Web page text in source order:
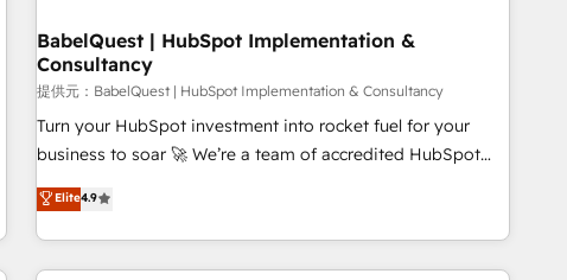
led companies across technology, professional services,
financial services and industrial sectors. Offices in
Johannesburg, Cape Town and London. 500+ HubSpot CRM
implementations delivered. AI visibility coverage across
ChatGPT, Claude, Perplexity, Gemini and Google AI
HubSpot Impact Award - Integrations Innovation HubSpot
Impact Award - Platform Migration Excellence HubSpot
BabelQuest | HubSpot Implementation &
Consultancy
提供元：BabelQuest | HubSpot Implementation & Consultancy
Turn your HubSpot investment into rocket fuel for your
business to soar 🚀 We’re a team of accredited HubSpot
experts ready to help you. We can implement the platform
into complex business environments, optimise what you've
got and make sure you can actually use it, build your
website in HubSpot or create an inbound marketing
Elite4.9